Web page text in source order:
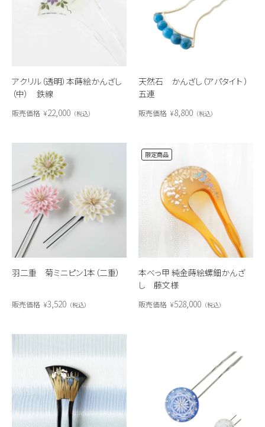
アクリル（透明）本蒔絵かんざし
（中） 鉄線
販売価格 ¥22,000 税込
天然石 かんざし（アパタイト ）
五連
販売価格 ¥8,800 税込
羽二重 菊ミニピン1本（二重）
販売価格 ¥3,520 税込
本べっ甲 純金蒔絵螺鈿かんざ
し 藤文様
限定商品
販売価格 ¥528,000 税込